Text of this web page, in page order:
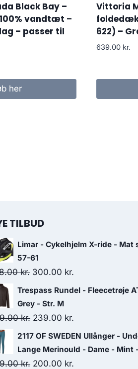
Black Bay –
vandtæt –
– passer til
her
Vittoria
foldedæk
622) –
639.00 kr.
TILBUD
Limar - Cykelhjelm X-ride - Mat
57-61
kr. Original
price
was:
598.00 kr..
300.00 kr.
price
Trespass Rundel - Fleecetrøje
Grey - Str. M
kr. Original
price
was:
399.00 kr..
239.00 kr.
price
is:
2117 OF SWEDEN Ullånger -
Lange Merinould - Dame - Mint
kr. Original
200.00 kr.